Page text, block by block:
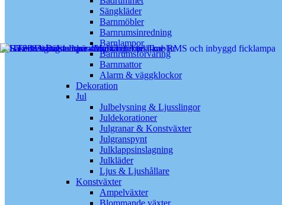
Sängkläder
Barnmöbler
Barnrumsinredning
Barnlampor
Barnrumsförvaring
Barnmattor
Alarm & väggklockor
Dekoration
Jul
Julbelysning & Ljusslingor
Juldekorationer
Julgranar & Konstväxter
Julgranspynt
Julklappsinslagning
Julkläder
Ljus & Ljushållare
Konstväxter
Ampelväxter
Blommande växter